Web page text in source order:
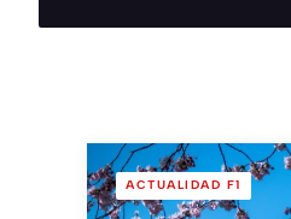
ACTUALIDAD F1